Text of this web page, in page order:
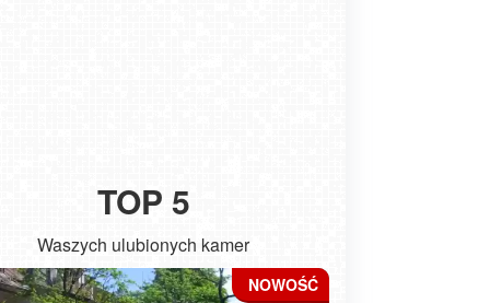
TOP 5
Waszych ulubionych kamer